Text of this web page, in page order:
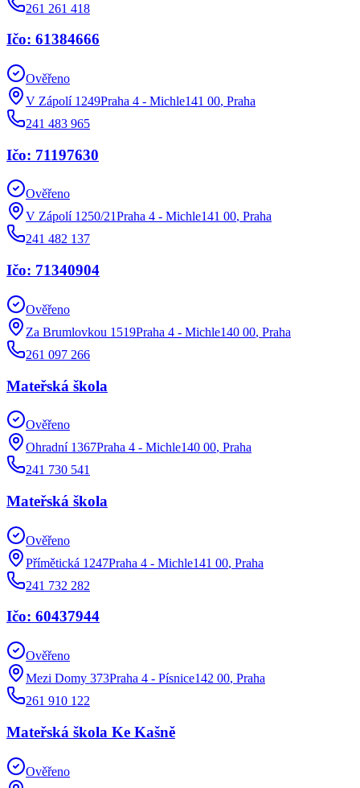
261 261 418
Ičo: 61384666
Ověřeno
V Zápolí 1249Praha 4 - Michle141 00, Praha
241 483 965
Ičo: 71197630
Ověřeno
V Zápolí 1250/21Praha 4 - Michle141 00, Praha
241 482 137
Ičo: 71340904
Ověřeno
Za Brumlovkou 1519Praha 4 - Michle140 00, Praha
261 097 266
Mateřská škola
Ověřeno
Ohradní 1367Praha 4 - Michle140 00, Praha
241 730 541
Mateřská škola
Ověřeno
Přímětická 1247Praha 4 - Michle141 00, Praha
241 732 282
Ičo: 60437944
Ověřeno
Mezi Domy 373Praha 4 - Písnice142 00, Praha
261 910 122
Mateřská škola Ke Kašně
Ověřeno